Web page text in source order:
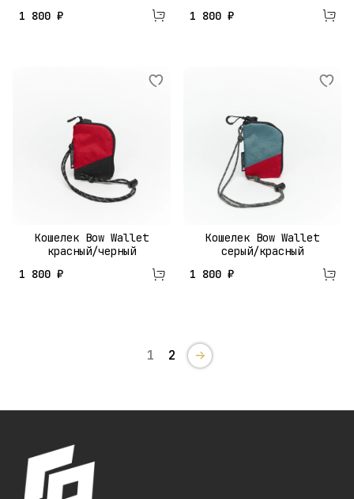
1 800 ₽
1 800 ₽
Кошелек Bow Wallet
красный/черный
1 800 ₽
Кошелек Bow Wallet
серый/красный
1 800 ₽
1 2